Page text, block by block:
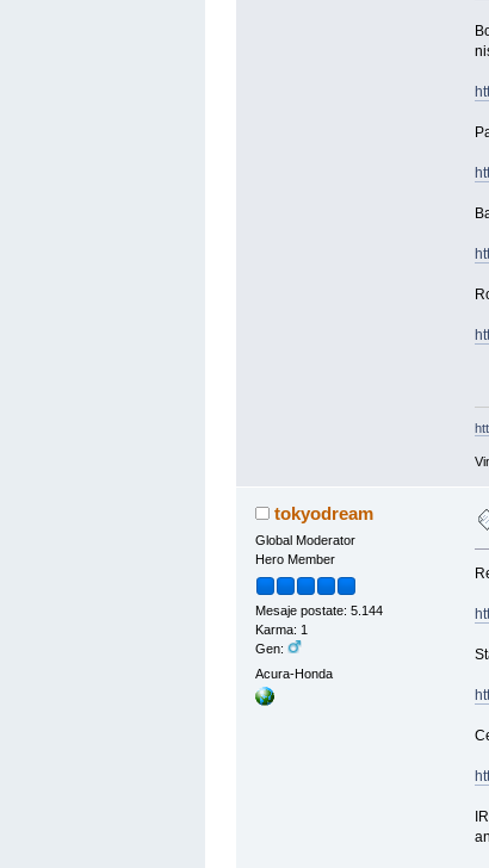
tokyodream
Global Moderator
Hero Member
Mesaje postate: 5.144
Karma: 1
Gen:
Acura-Honda